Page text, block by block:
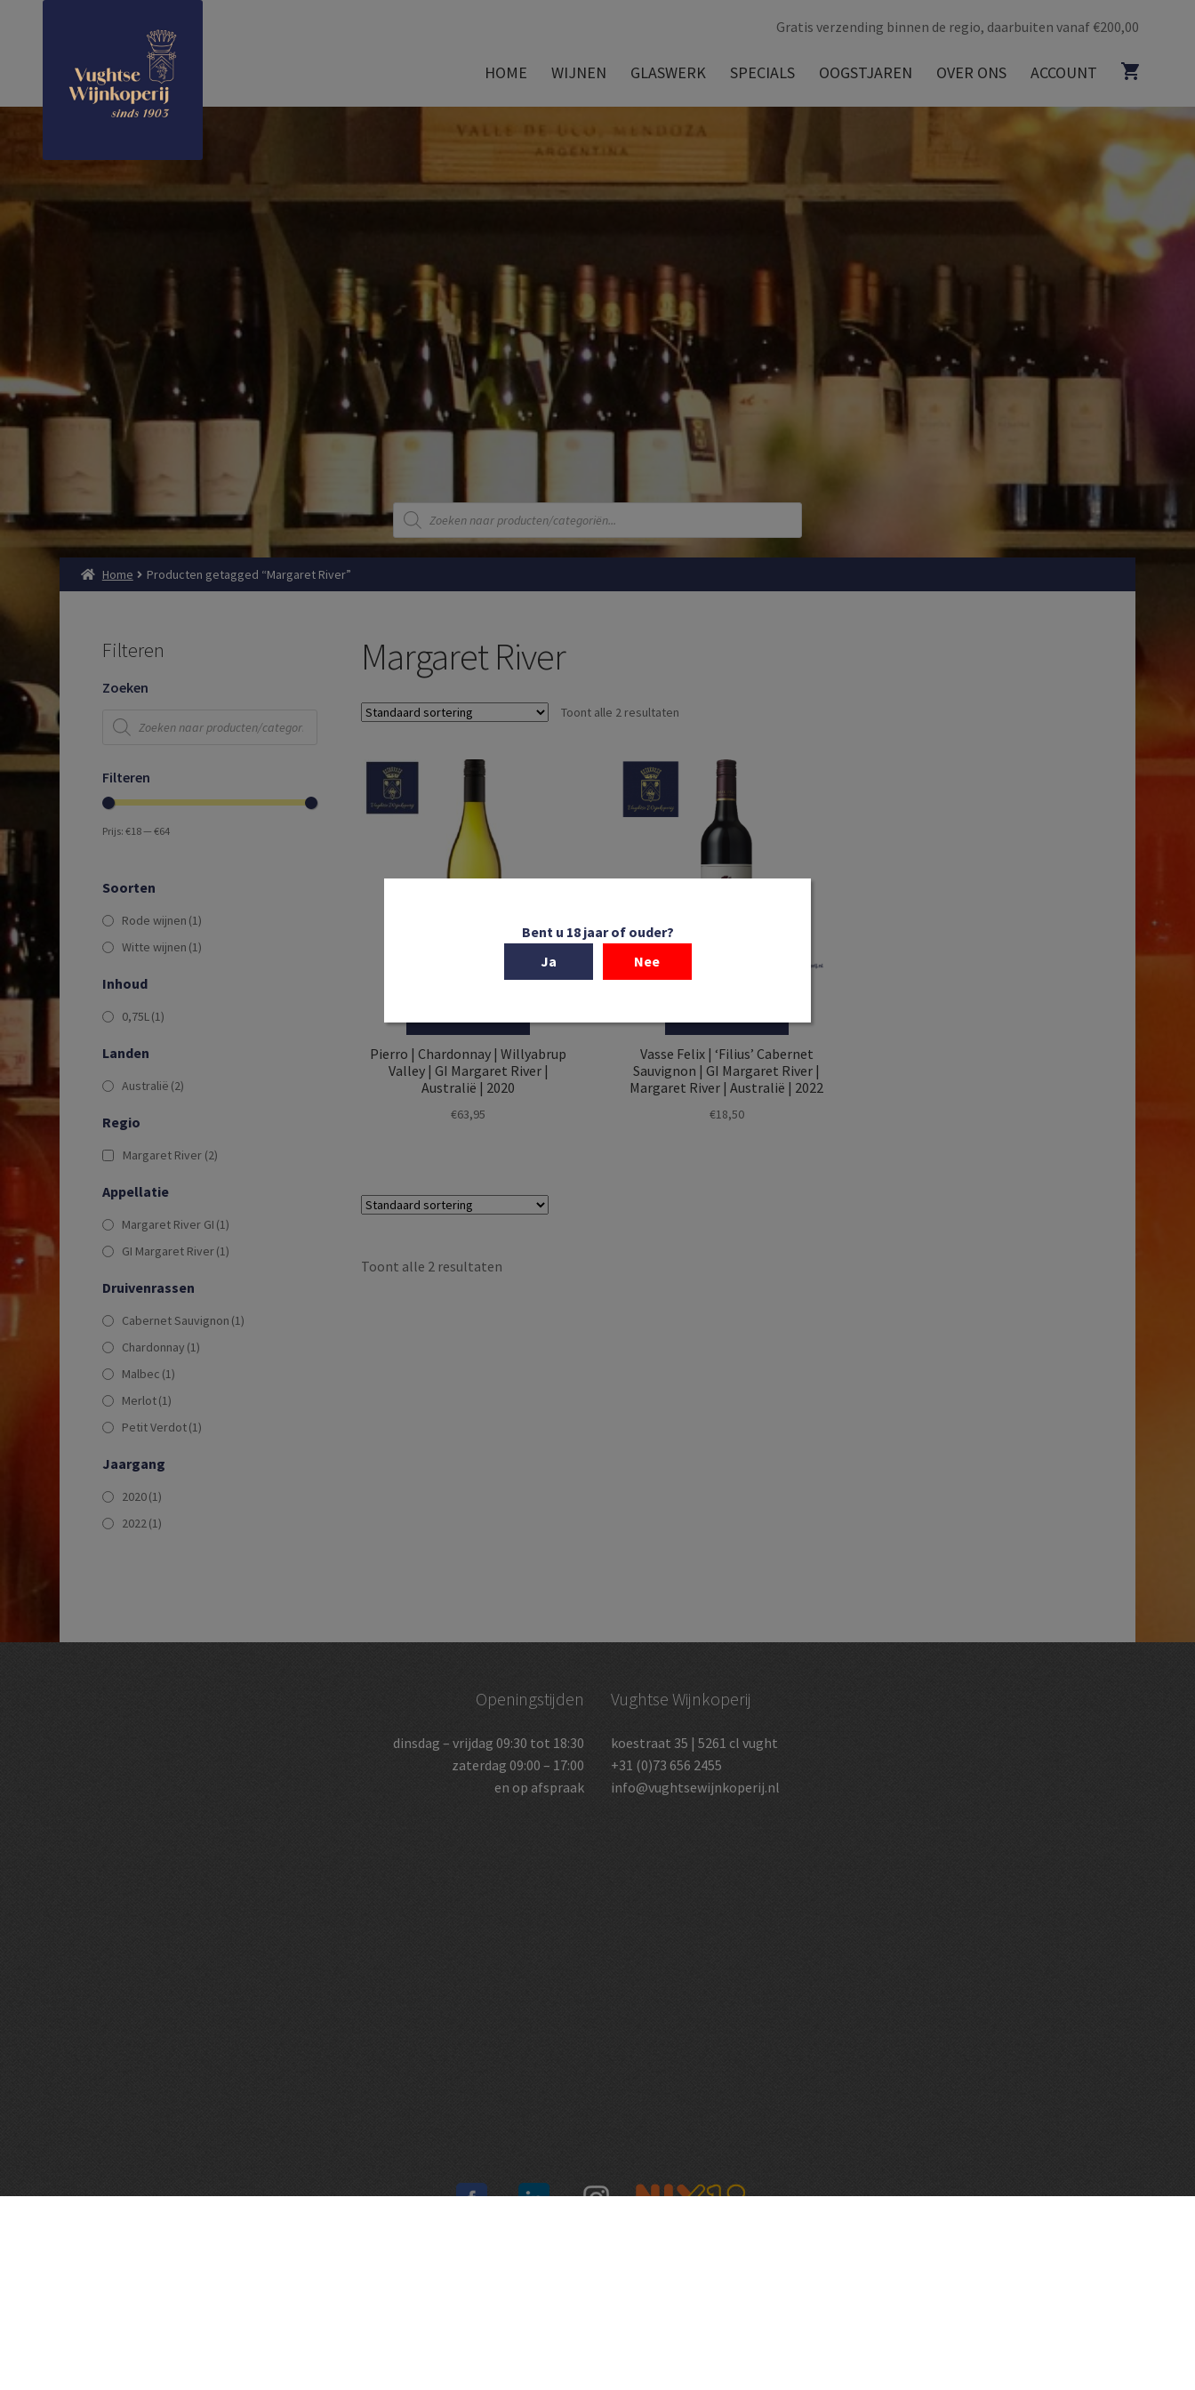
Gratis verzending binnen de regio, daarbuiten vanaf €200,00
HOME WIJNEN GLASWERK SPECIALS OOGSTJAREN OVER ONS ACCOUNT
Producten
zoeken
Home Producten getagged “Margaret River”
Margaret River
Toont alle 2 resultaten
Pierro | Chardonnay | Willyabrup
Valley | GI Margaret River |
Australië | 2020
€63,95
Vasse Felix | ‘Filius’ Cabernet
Sauvignon | GI Margaret River |
Margaret River | Australië | 2022
€18,50
Toont alle 2 resultaten
Filteren
Zoeken
Producten
zoeken
Filteren
Prijs:€18—€64
Soorten
Rode wijnen (1)
Witte wijnen (1)
Inhoud
0,75L(1)
Landen
Australië (2)
Regio
Margaret River (2)
Appellatie
Margaret River GI (1)
GI Margaret River(1)
Druivenrassen
Cabernet Sauvignon (1)
Chardonnay (1)
Malbec (1)
Merlot(1)
Petit Verdot(1)
Jaargang
2020(1)
2022(1)
Openingstijden
dinsdag – vrijdag 09:30 tot 18:30
zaterdag 09:00 – 17:00
en op afspraak
Vughtse Wijnkoperij
koestraat 35 | 5261 cl vught
+31 (0)73 656 2455
info@vughtsewijnkoperij.nl
Bent u 18 jaar of ouder?
Ja
Nee